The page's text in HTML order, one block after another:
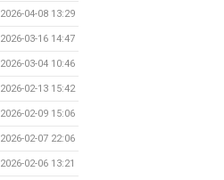
2026-04-08 13:29
2026-03-16 14:47
2026-03-04 10:46
2026-02-13 15:42
2026-02-09 15:06
2026-02-07 22:06
2026-02-06 13:21